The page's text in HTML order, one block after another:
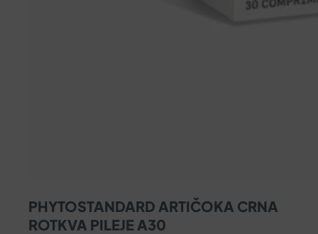
PHYTOSTANDARD ARTIČOKA CRNA
ROTKVA PILEJE A30